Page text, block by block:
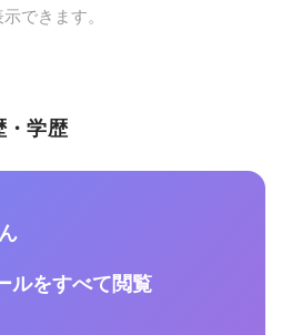
できます。
・学歴
ルをすべて閲覧